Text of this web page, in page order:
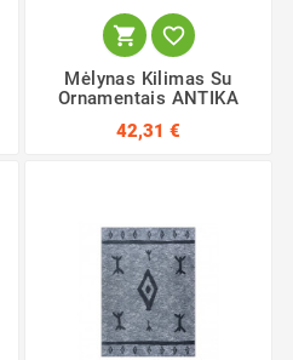
 
Mėlynas Kilimas Su
Ornamentais ANTIKA
42,31 €